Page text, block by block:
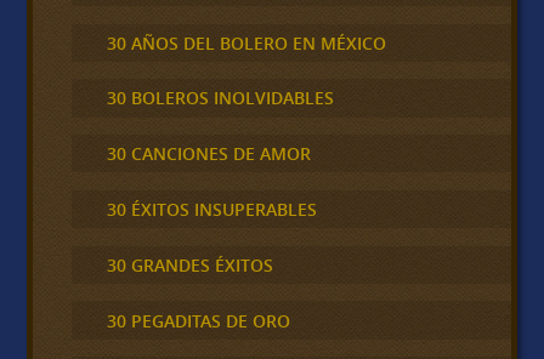
30 AÑOS DEL BOLERO EN MÉXICO
30 BOLEROS INOLVIDABLES
30 CANCIONES DE AMOR
30 ÉXITOS INSUPERABLES
30 GRANDES ÉXITOS
30 PEGADITAS DE ORO